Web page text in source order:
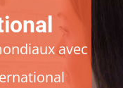
avec